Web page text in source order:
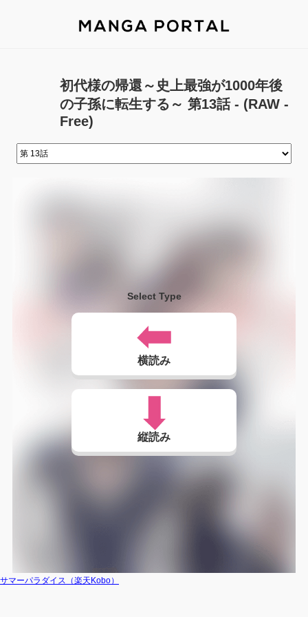
初代様の帰還～史上最強が1000年後
の子孫に転生する～ 第13話 - (RAW -
Free)
Select Type
横読み
縦読み
サマーパラダイス（楽天Kobo）